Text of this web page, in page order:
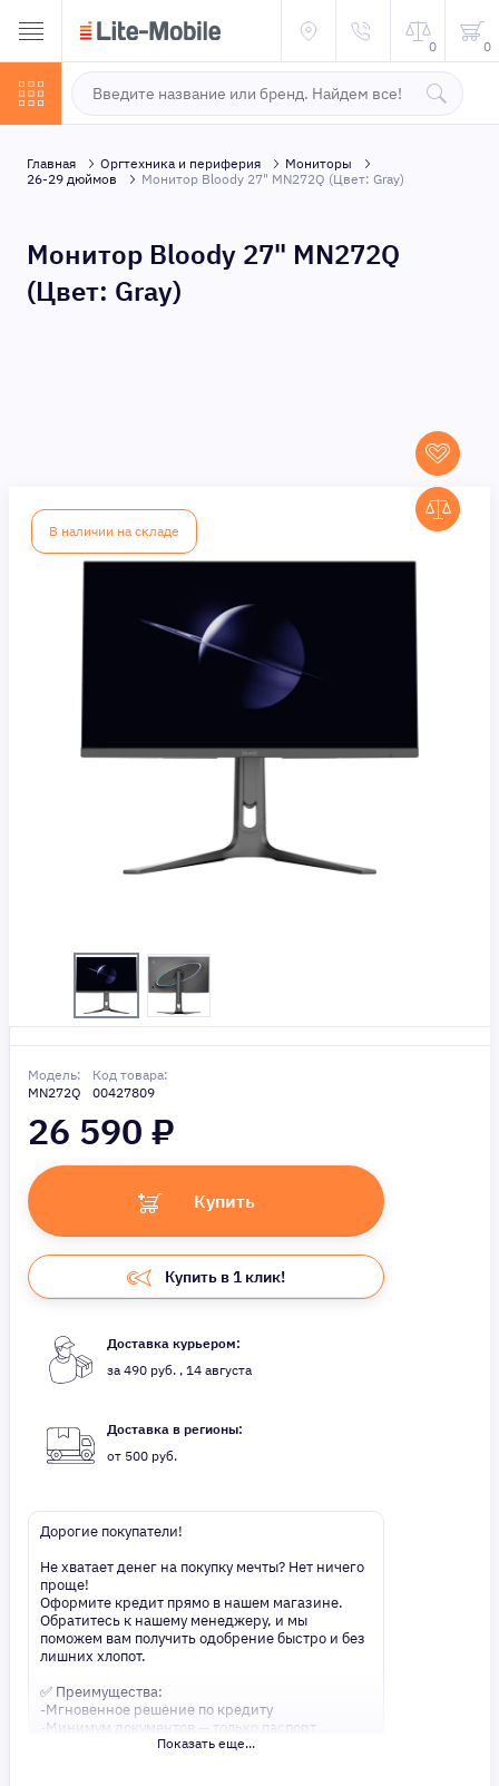
0 0
Главная Оргтехника и периферия
Мониторы
26-29 дюймов
Монитор Bloody 27" MN272Q (Цвет: Gray)
Монитор Bloody 27" MN272Q
(Цвет: Gray)
В наличии на складе
Модель:
MN272Q
Код товара:
00427809
26 590 ₽
Купить
Купить в 1 клик!
Доставка курьером:
за 490 руб. , 14 августа
Доставка в регионы:
от 500 руб.
Дорогие покупатели!
Не хватает денег на покупку мечты? Нет ничего
проще!
Оформите кредит прямо в нашем магазине.
Обратитесь к нашему менеджеру, и мы
поможем вам получить одобрение быстро и без
лишних хлопот.
✅ Преимущества:
-Мгновенное решение по кредиту
-Минимум документов — только паспорт
-Удобные сроки и низкие процентные ставки
Показать еще...